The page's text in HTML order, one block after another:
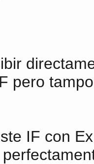
pero
IF con